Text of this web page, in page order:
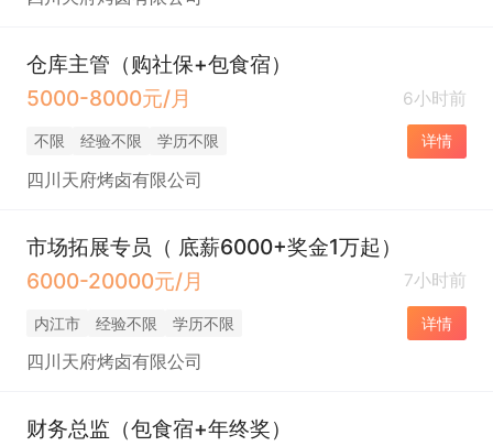
仓库主管（购社保+包食宿）
5000-8000元/月
6小时前
不限 经验不限 学历不限 详情
四川天府烤卤有限公司
市场拓展专员（ 底薪6000+奖金1万起）
6000-20000元/月
7小时前
内江市 经验不限 学历不限 详情
四川天府烤卤有限公司
财务总监（包食宿+年终奖）